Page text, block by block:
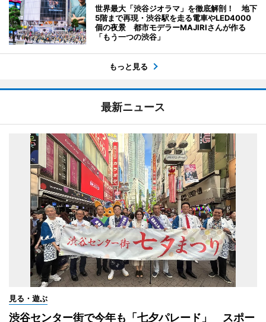
世界最大「渋谷ジオラマ」を徹底解剖！ 地下
5階まで再現・渋谷駅を走る電車やLED4000
個の夜景 都市モデラーMAJIRIさんが作る
「もう一つの渋谷」
もっと見る
最新ニュース
見る・遊ぶ
渋谷センター街で今年も「七夕パレード」 スポー